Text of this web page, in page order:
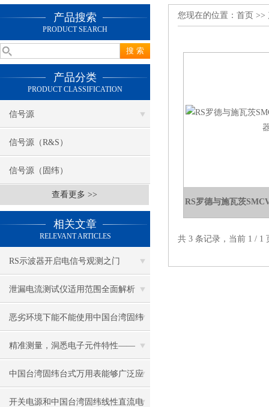
产品搜索
PRODUCT SEARCH
产品分类
PRODUCT CLASSIFICATION
信号源
信号源（R&S）
信号源（固纬）
查看更多 >>
相关文章
RELEVANT ARTICLES
RS示波器开启电信号观测之门
泄漏电流测试仪适用范围全面解析
恶劣环境下能不能使用中国台湾固纬
电阻测试仪？
精准测量，洞悉电子元件特性——
LCR测试仪的原理与应用
中国台湾固纬台式万用表能够广泛应
用于这些领域
开关电源和中国台湾固纬线性直流电
您现在的位置： 首页 >>
RS罗德与施瓦茨
共 3 条记录，当前 1 /